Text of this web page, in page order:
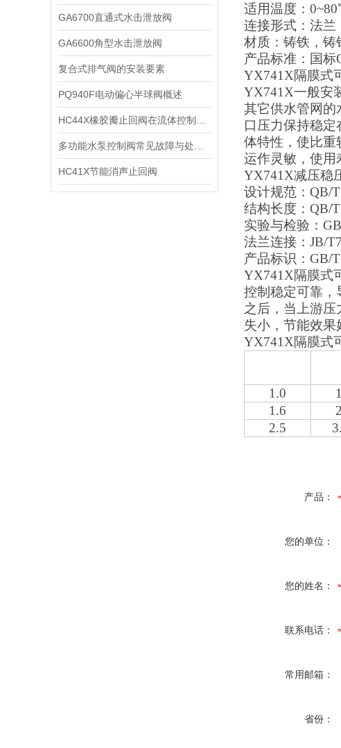
GA6700直通式水击泄放阀
GA6600角型水击泄放阀
复合式排气阀的安装要素
PQ940F电动偏心半球阀概述
HC41X节能消声止回阀
适用温度：
连接形式：法兰
材质：铸铁，铸
产品标准：国标
YX741X隔膜式
YX741X一般安
其它供水管网的
口压力保持稳
体特性，使比重
运作灵敏，使用
YX741X减压稳
设计规范：QB/
结构长度：QB/
实验与检验：
法兰连接：JB/
产品标识：GB/
YX741X隔膜式
控制稳定可靠，
之后，当上游
失小，节能效果
YX741X隔膜式
1.0
1.6
2.5
产品：
您的单位：
您的姓名：
联系电话：
常用邮箱：
省份：